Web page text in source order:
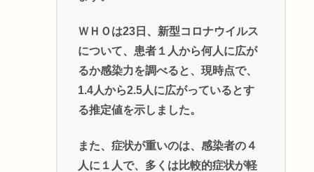
ＷＨＯは23日、新型コロナウイルス
について、患者１人から何人に広が
るか感染力を調べると、現時点で、
1.4人から2.5人に広がっているとす
る推定値を示しました。
また、症状が重いのは、感染者の４
人に１人で、多くは比較的症状が軽